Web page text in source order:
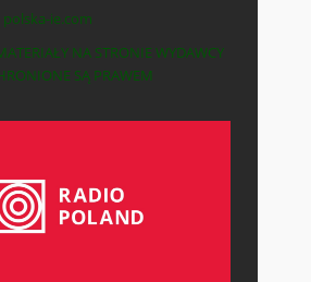
ie.com
NA STRONIE WYDAWCY
SĄ PRAWEM